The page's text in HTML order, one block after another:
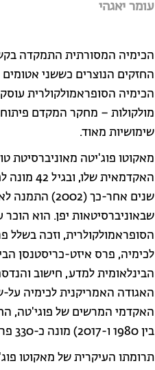
עומר יאגהי
הכימיה המסורתית התמקדה
החזקים הנוצרים כששני
הכימיה הסופראמולקולרית
מולקולות – מחקר המקדם פיתוח
שימושיות מאוד.
שנים אחר-כך
שבאוניברסיטאות יפן. הוא
הסופראמולקולרית, וזכה בשלל
לכימיה, פרס איזט-כריסטנסן
האגודה האמריקנית לכימיה על-
האקדמי המרשים של פוגי'טה,
בין 1980 ו-2017) מונה כ-330 פרסומים.
תרומתו העיקרית של מאקוטו